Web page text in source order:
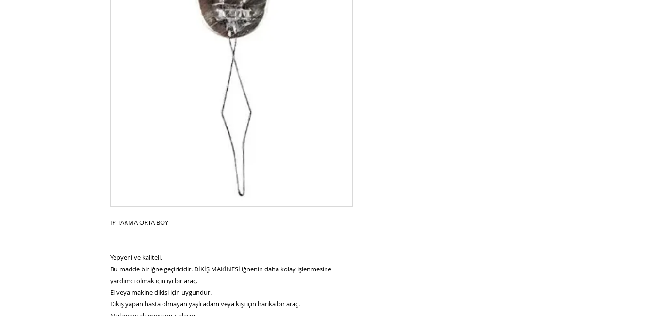
İP TAKMA ORTA BOY
Yepyeni ve kaliteli.
Bu madde bir iğne geçiricidir. DİKİŞ MAKİNESİ iğnenin daha kolay işlenmesine
yardımcı olmak için iyi bir araç.
El veya makine dikişi için uygundur.
Dikiş yapan hasta olmayan yaşlı adam veya kişi için harika bir araç.